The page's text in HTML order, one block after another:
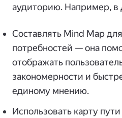
аудиторию. Например, в
Составлять Mind Map
потребностей — она
отображать
закономерности и
единому мнению.
Использовать карту